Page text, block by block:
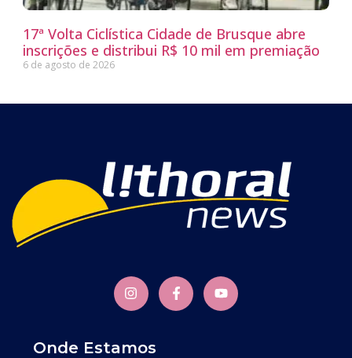
17ª Volta Ciclística Cidade de Brusque abre
inscrições e distribui R$ 10 mil em premiação
6 de agosto de 2026
Onde Estamos